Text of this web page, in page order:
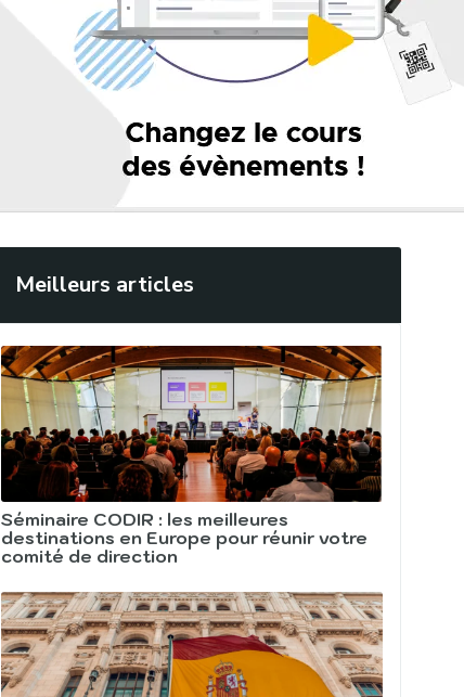
Meilleurs articles
Séminaire CODIR : les meilleures
destinations en Europe pour réunir votre
comité de direction